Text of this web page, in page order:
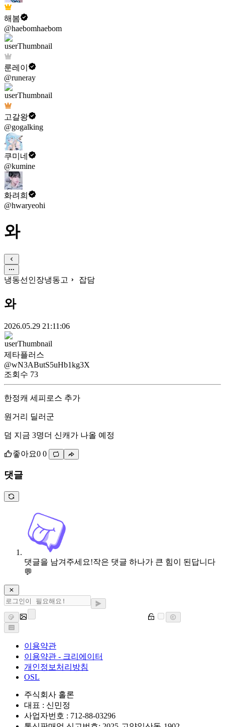
해봄
@haebomhaebom
룬레이
@runeray
고갈왕
@gogalking
쿠미네
@kumine
화려희
@hwaryeohi
와
냉동선인장냉동고 잡담
와
2026.05.29 21:11:06
제타플러스
@wN3AButS5uHb1kg3X
조회수 73
한정캐 세피로스 추가
원거리 딜러군
덤 지금 3명더 신캐가 나올 예정
좋아요0 0
댓글
댓글을 남겨주세요!작은 댓글 하나가 큰 힘이 된답니다
💬
이용약관
이용약관 - 크리에이터
개인정보처리방침
OSL
주식회사 홀론
대표 : 신민정
사업자번호 : 712-88-03296